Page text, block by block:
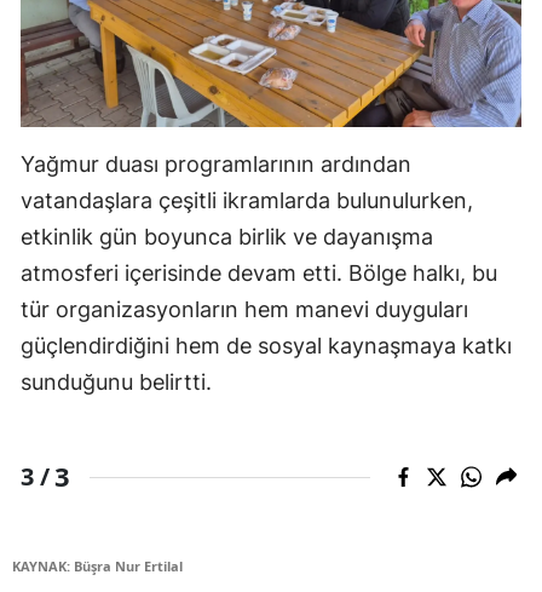
Yağmur duası programlarının ardından
vatandaşlara çeşitli ikramlarda bulunulurken,
etkinlik gün boyunca birlik ve dayanışma
atmosferi içerisinde devam etti. Bölge halkı, bu
tür organizasyonların hem manevi duyguları
güçlendirdiğini hem de sosyal kaynaşmaya katkı
sunduğunu belirtti.
3 /3
KAYNAK: Büşra Nur Ertilal